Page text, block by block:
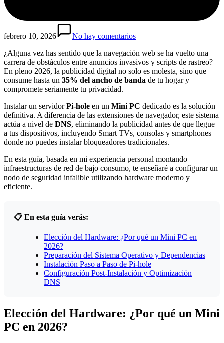
febrero 10, 2026
No hay comentarios
¿Alguna vez has sentido que la navegación web se ha vuelto una
carrera de obstáculos entre anuncios invasivos y scripts de rastreo?
En pleno 2026, la publicidad digital no solo es molesta, sino que
consume hasta un 35% del ancho de banda de tu hogar y
compromete seriamente tu privacidad.
Instalar un servidorPi-hole en un Mini PC dedicado es la solución
definitiva. A diferencia de las extensiones de navegador, este sistema
actúa a nivel de DNS, eliminando la publicidad antes de que llegue
a tus dispositivos, incluyendo Smart TVs, consolas y smartphones
donde no puedes instalar bloqueadores tradicionales.
En esta guía, basada en mi experiencia personal montando
infraestructuras de red de bajo consumo, te enseñaré a configurar un
nodo de seguridad infalible utilizando hardware moderno y
eficiente.
📋 En esta guía verás:
Elección del Hardware: ¿Por qué un Mini PC en
2026?
Preparación del Sistema Operativo y Dependencias
Instalación Paso a Paso de Pi-hole
Configuración Post-Instalación y Optimización
DNS
Elección del Hardware: ¿Por qué un Mini
PC en 2026?